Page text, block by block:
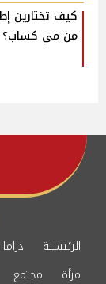
كيف تختارين
من مي كساب؟
الرئيسية دراما
مرأة
مجتمع